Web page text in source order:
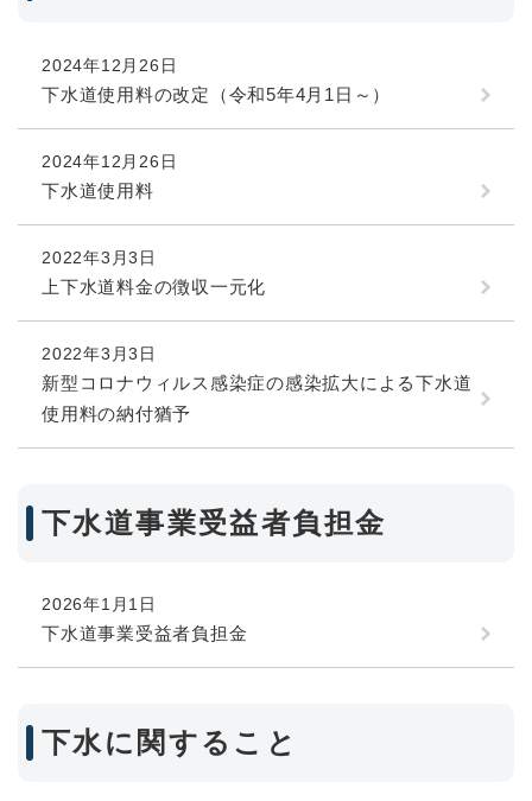
2024年12月26日
下水道使用料の改定（令和5年4月1日～）
2024年12月26日
下水道使用料
2022年3月3日
上下水道料金の徴収一元化
2022年3月3日
新型コロナウィルス感染症の感染拡大による下水道
使用料の納付猶予
下水道事業受益者負担金
2026年1月1日
下水道事業受益者負担金
下水に関すること